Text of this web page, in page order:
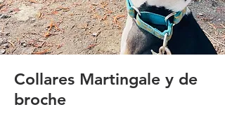
Collares Martingale y de
broche